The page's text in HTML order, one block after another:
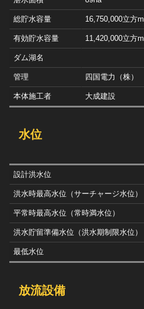
総貯水容量 16,750,000立方m
有効貯水容量 11,420,000立方m
ダム湖名
管理 四国電力（株）
本体施工者 大成建設
水位
設計洪水位
洪水時最高水位（サーチャージ水位）
平常時最高水位（常時満水位）
洪水貯留準備水位（洪水期制限水位）
最低水位
放流設備